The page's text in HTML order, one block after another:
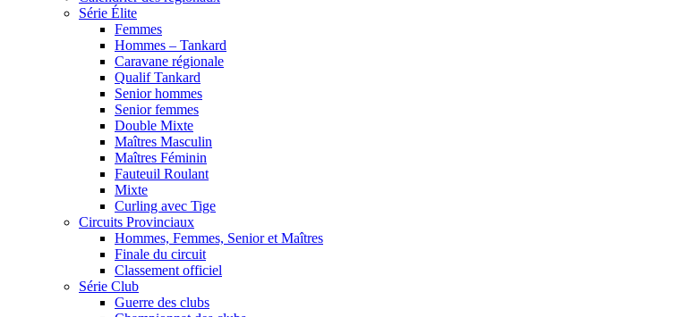
Série Élite
Femmes
Hommes – Tankard
Caravane régionale
Qualif Tankard
Senior hommes
Senior femmes
Double Mixte
Maîtres Masculin
Maîtres Féminin
Fauteuil Roulant
Mixte
Curling avec Tige
Circuits Provinciaux
Hommes, Femmes, Senior et Maîtres
Finale du circuit
Classement officiel
Série Club
Guerre des clubs